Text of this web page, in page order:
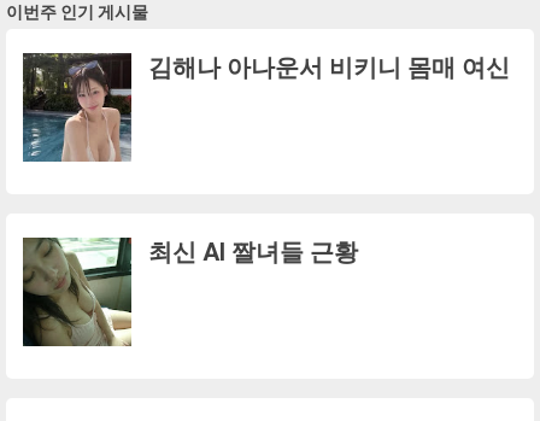
이번주 인기 게시물
김해나 아나운서 비키니 몸매 여신
최신 AI 짤녀들 근황